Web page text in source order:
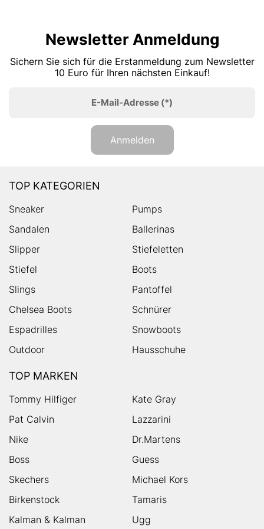
Newsletter Anmeldung
Sichern Sie sich für die Erstanmeldung zum Newsletter
10 Euro für Ihren nächsten Einkauf!
E-Mail-Adresse (*)
Anmelden
TOP KATEGORIEN
Sneaker
Pumps
Sandalen
Ballerinas
Slipper
Stiefeletten
Stiefel
Boots
Slings
Pantoffel
Chelsea Boots
Schnürer
Espadrilles
Snowboots
Outdoor
Hausschuhe
TOP MARKEN
Tommy Hilfiger
Kate Gray
Pat Calvin
Lazzarini
Nike
Dr.Martens
Boss
Guess
Skechers
Michael Kors
Birkenstock
Tamaris
Kalman & Kalman
Ugg